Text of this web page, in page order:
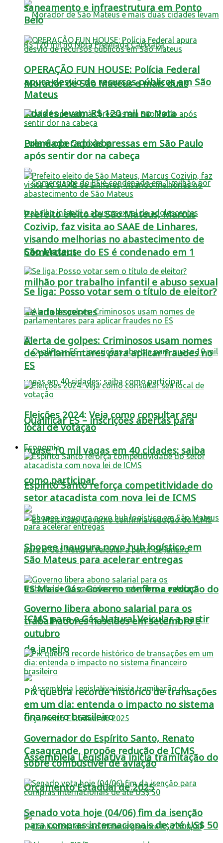
Morador de São Mateus e mais duas
cidades levam R$ 120 mil no Nota
Premiada Capixaba
Comerciante do ES é condenado em 1
milhão por trabalho infantil e abuso sexual
de adolescentes
Qualificar ES – inscrições abertas para
quase 10 mil vagas em 40 cidades; saiba
como participar
ES Mais+Gás: Governo confirma redução do
ICMS para o Gás Natural Veicular a partir
de janeiro
Assembleia Legislativa inicia tramitação do
Orçamento Estadual de 2025
saneamento e infraestrutura em Ponto
Belo
OPERAÇÃO FUN HOUSE: Polícia Federal
apura desvio de recursos públicos em São
Mateus
Lula é operado às pressas em São Paulo
após sentir dor na cabeça
Prefeito eleito de São Mateus, Marcus
Cozivip, faz visita ao SAAE de Linhares,
visando melhorias no abastecimento de
São Mateus
Se liga: Posso votar sem o título de eleitor?
Alerta de golpes: Criminosos usam nomes
de parlamentares para aplicar fraudes no
ES
Eleições 2024: Veja como consultar seu
local de votação
Economia
Espírito Santo reforça competitividade do
setor atacadista com nova lei de ICMS
Shopee inaugura novo hub logístico em
São Mateus para acelerar entregas
Governo libera abono salarial para os
trabalhadores nascidos em setembro e
outubro
Pix quebra recorde histórico de transações
em um dia: entenda o impacto no sistema
financeiro brasileiro
Governador do Espírito Santo, Renato
Casagrande, propõe redução de ICMS
sobre combustível de aviação
Senado vota hoje (04/06) fim da isenção
para compras internacionais de até US$ 50